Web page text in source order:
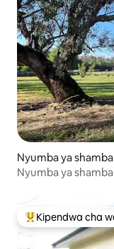
Nyumba ya
Nyumba ya
Kipendwa
Kipendwa cha